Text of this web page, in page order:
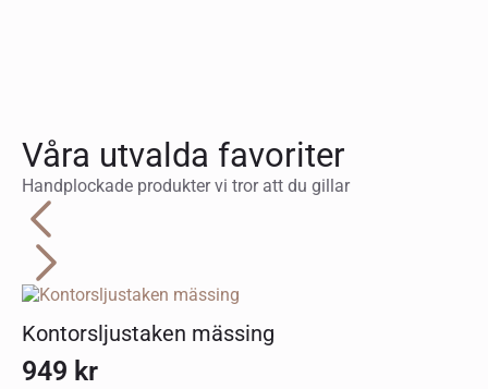
Våra utvalda favoriter
Handplockade produkter vi tror att du gillar
Kontorsljustaken mässing
949 kr